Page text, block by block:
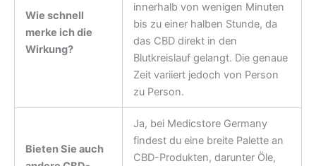
Wie schnell
merke ich die
Wirkung?
innerhalb von wenigen Minuten
bis zu einer halben Stunde, da
das CBD direkt in den
Blutkreislauf gelangt. Die genaue
Zeit variiert jedoch von Person
zu Person.
Bieten Sie auch
Ja, bei Medicstore Germany
findest du eine breite Palette an
CBD-Produkten, darunter Öle,